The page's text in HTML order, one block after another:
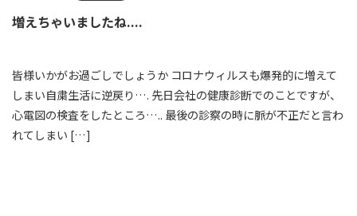
増えちゃいましたね....
皆様いかがお過ごしでしょうか コロナウィルスも爆発的に増えて
しまい自粛生活に逆戻り…. 先日会社の健康診断でのことですが、
心電図の検査をしたところ….. 最後の診察の時に脈が不正だと言わ
れてしまい […]